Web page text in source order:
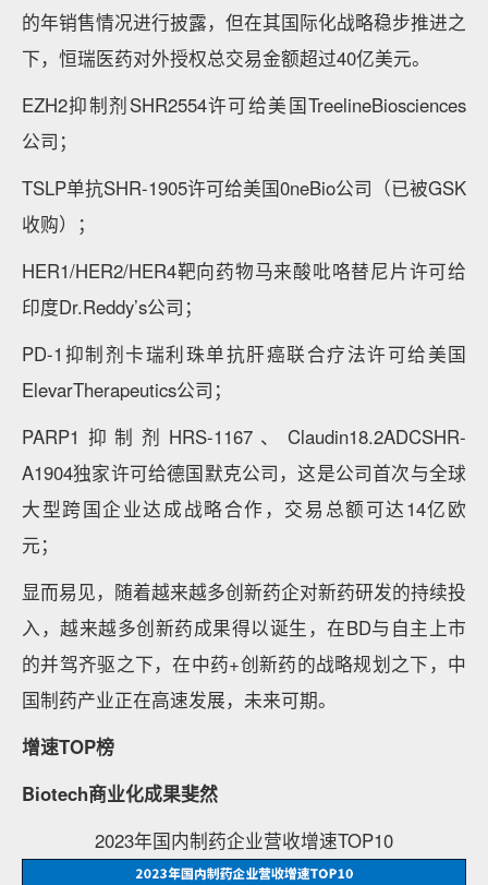
的年销售情况进行披露，但在其国际化战略稳步推进之
下，恒瑞医药对外授权总交易金额超过40亿美元。
EZH2抑制剂SHR2554许可给美国TreelineBiosciences
公司；
TSLP单抗SHR-1905许可给美国0neBio公司（已被GSK
收购）；
HER1/HER2/HER4靶向药物马来酸吡咯替尼片许可给
印度Dr.Reddy’s公司；
PD-1抑制剂卡瑞利珠单抗肝癌联合疗法许可给美国
ElevarTherapeutics公司；
PARP1抑制剂HRS-1167、Claudin18.2ADCSHR-
A1904独家许可给德国默克公司，这是公司首次与全球
大型跨国企业达成战略合作，交易总额可达14亿欧
元；
显而易见，随着越来越多创新药企对新药研发的持续投
入，越来越多创新药成果得以诞生，在BD与自主上市
的并驾齐驱之下，在中药+创新药的战略规划之下，中
国制药产业正在高速发展，未来可期。
增速TOP榜
Biotech商业化成果斐然
2023年国内制药企业营收增速TOP10